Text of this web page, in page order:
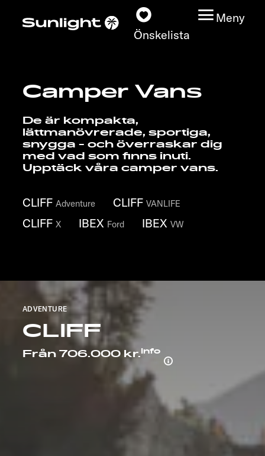
Önskelista
Meny
Modeller
Konfigurator
Find din Sunlight
Hitta återförsäljare
Upptäck
Camper Vans
De är kompakta,
lättmanövrerade, sportiga,
snygga - och överraskar dig
med vad som finns inuti.
Upptäck våra camper vans.
CLIFF Adventure CLIFF VANLIFE
CLIFF X IBEX Ford IBEX VW
CLIFF
ADVENTURE
Från 706.000 kr.Info